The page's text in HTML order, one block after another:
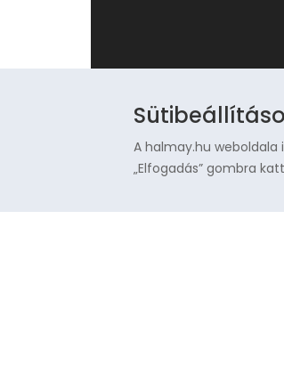
A halmay.hu weboldala
„Elfogadás” gombra